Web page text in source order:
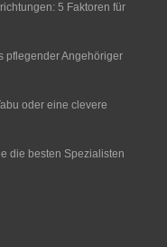
5 Faktoren für
pflegender Angehöriger
oder eine clevere
die besten Spezialisten